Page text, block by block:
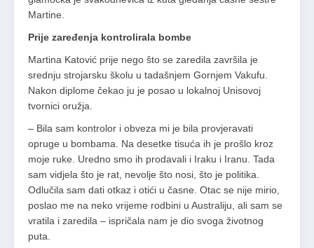
Martine.
Prije zaređenja kontrolirala bombe
Martina Katović prije nego što se zaredila završila je
srednju strojarsku školu u tadašnjem Gornjem Vakufu.
Nakon diplome čekao ju je posao u lokalnoj Unisovoj
tvornici oružja.
– Bila sam kontrolor i obveza mi je bila provjeravati
opruge u bombama. Na desetke tisuća ih je prošlo kroz
moje ruke. Uredno smo ih prodavali i Iraku i Iranu. Tada
sam vidjela što je rat, nevolje što nosi, što je politika.
Odlučila sam dati otkaz i otići u časne. Otac se nije mirio,
poslao me na neko vrijeme rodbini u Australiju, ali sam se
vratila i zaredila – ispričala nam je dio svoga životnog
puta.